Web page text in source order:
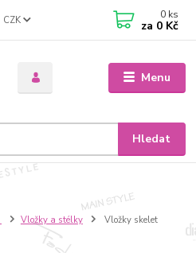
Menu
CZK
Hledat
0 ks
za 0 Kč
Vložky a stélky
Vložky skelet